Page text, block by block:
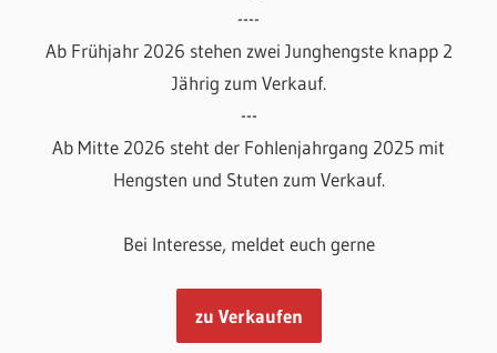
----
Ab Frühjahr 2026 stehen zwei Junghengste knapp 2
Jährig zum Verkauf.
---
Ab Mitte 2026 steht der Fohlenjahrgang 2025 mit
Hengsten und Stuten zum Verkauf.
Bei Interesse, meldet euch gerne
zu Verkaufen